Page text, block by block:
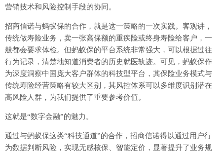
营销技术和风险控制手段的协同。
招商信诺与蚂蚁保的合作，就是这一策略的一次实践。客观讲，
传统做寿险业务，卖一张高保额的重疾险或终身寿险给客户，一
般都会要求体检。但蚂蚁保的平台系统非常强大，可以根据过往
行为记录，清楚地知道消费者的历史就医轨迹。可见，蚂蚁保作
为深度洞察中国庞大客户群体的科技型平台，其保险业务模式与
传统寿险经营策略有较大区别，其风控体系可以多维度识别潜在
高风险人群，为我们提供了重要参考价值。
这就是“数字金融”的魅力。
通过与蚂蚁保这类“科技通道”的合作，招商信诺得以通过用户行
为数据判断风险，实现无感核保、智能定价，显著提升了业务规